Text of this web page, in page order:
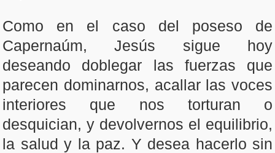
Como en el caso del poseso de
Capernaúm, Jesús sigue hoy
deseando doblegar las fuerzas que
parecen dominarnos, acallar las voces
interiores que nos torturan o
desquician, y devolvernos el equilibrio,
la salud y la paz. Y desea hacerlo sin